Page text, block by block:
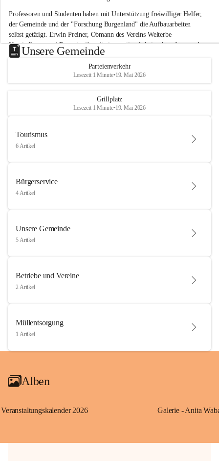
Professoren und Studenten haben mit Unterstützung freiwilliger Helfer,
der Gemeinde und der "Forschung Burgenland" die Aufbauarbeiten
selbst getätigt. Erwin Preiner, Obmann des Vereins Welterbe
Neusiedlersee und Bgm. ist über die innovative Arbeit sehr erfreut und
hofft auf baldige praktische Anwendung der Forschungsergebnisse.
Gerade in Zeiten des Klimawandels ist jede technologische Innovation
wichtig!
Unsere Gemeinde
Parteienverkehr
Lesezeit 1 Minute•19. Mai 2026
Grillplatz
Lesezeit 1 Minute•19. Mai 2026
Tourismus
6 Artikel
Bürgerservice
4 Artikel
Unsere Gemeinde
5 Artikel
Betriebe und Vereine
2 Artikel
Müllentsorgung
1 Artikel
Alben
Veranstaltungskalender 2026 Galerie - Anita